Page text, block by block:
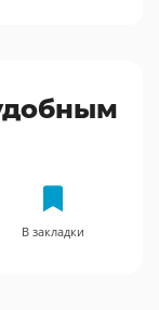
В закладки